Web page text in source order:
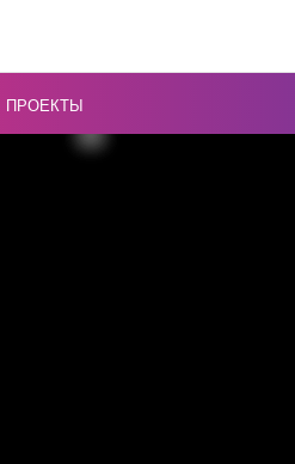
ПРОЕКТЫ
Россию!...